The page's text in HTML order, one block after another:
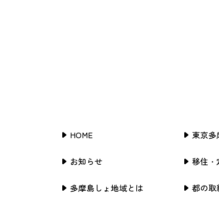
HOME
お知らせ
多摩島しょ地域とは
東京多
移住
都の取